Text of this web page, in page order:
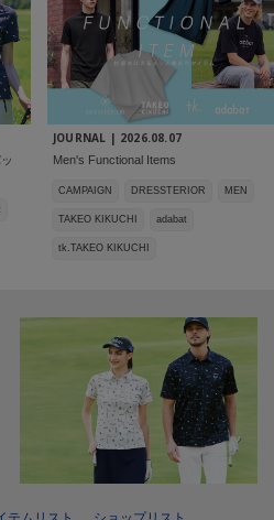
JOURNAL | 2026.08.07
Men's Functional Items
CAMPAIGN DRESSTERIOR MEN
TAKEO KIKUCHI adabat
tk.TAKEO KIKUCHI